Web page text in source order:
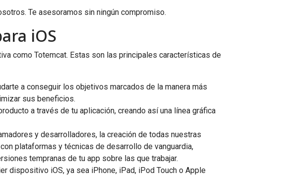
Te asesoramos sin ningún compromiso.
iOS
como Totemcat. Estas son las principales características de
a conseguir los objetivos marcados de la manera más
sus beneficios.
a través de tu aplicación, creando así una línea gráfica
y desarrolladores, la creación de todas nuestras
plataformas y técnicas de desarrollo de vanguardia,
tempranas de tu app sobre las que trabajar.
dispositivo iOS, ya sea iPhone, iPad, iPod Touch o Apple